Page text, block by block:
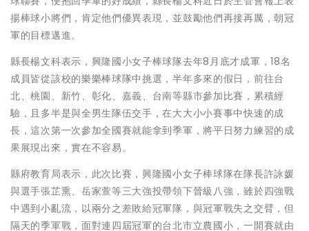
揚棒球小將們，肯定他們優異表現，並鼓勵他們再接再厲，朝冠
軍的目標邁進。
縣長楊文科表示，興隆國小女子棒球隊去年8月底才成軍，18名
成員皆從該校的樂樂棒球隊中挑選，半年多來的假日，前往台
北、桃園、新竹、彰化、嘉義、台南等縣市參加比賽，累積經
驗，且多半是與全男生隊伍交手，在大大小小賽事中快速的成
長，這次第一次參加全國賽就能拿到季軍，將平日努力練習的成
果展現出來，實在不容易。
縣府教育局表示，此次比賽，興隆國小女子棒球隊在隊長許詠媛
與選手張芷熏、岳家萱等三大強投帶領下晉級八強，雖於四強戰
中遇到小亂流，以兩分之差敗給冠軍隊，與冠軍戰失之交臂，但
隔天的季軍戰，面對連四屆冠軍的台北市立農國小，一開賽就由